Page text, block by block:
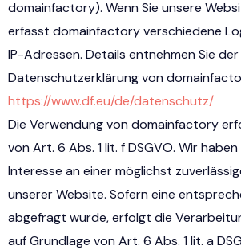
domainfactory). Wenn Sie unsere
erfasst domainfactory verschiedene
IP-Adressen. Details entnehmen Sie der
Datenschutzerklärung von
https://www.df.eu/de/datenschutz/
Die Verwendung von domainfactory
von Art. 6 Abs. 1 lit. f DSGVO. Wir
Interesse an einer möglichst
unserer Website. Sofern eine
abgefragt wurde, erfolgt die
auf Grundlage von Art. 6 Abs. 1 lit. a